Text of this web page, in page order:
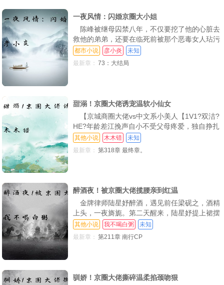
一夜风情：闪婚京圈大小姐
陈峰被继母囚禁八年，不仅要挖了他的心脏去
救他的弟弟，还要在临死前被那个恶毒女人玷污
清白，夺他的身子，实在可恶至极 危难之际，
陈峰意外觉醒“先天圣心体，激发逆天修为！同
路！
都市小说 彦小炎
未知
最新章： 73：大结局
甜溺！京圈大佬诱宠温软小仙女
【京城商圈大佬vs中文系小美人【1V1?双洁?
HE?年龄差江挽声自小不受父母疼爱，独自挣扎
长大一次暗算，阴差阳错和京圈神秘大佬秦家三
爷扯上关系传言秦三爷生性凉薄，不近人情虽是
其他小说 木木错
未知
最新章： 第318章 最终章。
醉酒夜！被京圈大佬揽腰亲到红温
金牌律师陆星妤醉酒，遇见前任梁砚之，酒精
上头，一夜旖旎。第二天醒来，陆星妤提上裙摆
转身就跟梁砚之的堂弟相亲，两人聊得甚欢 梁
砚之将她堵在洗手间，质问她“陆星妤，你有没
五年之
其他小说 我不喝白粥
未知
最新章： 第211章 南行CP
驯娇！京圈大佬撕碎温柔掐颈吻狠